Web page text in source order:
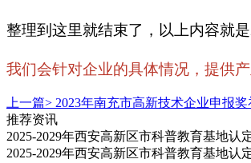
整理到这里就结束了，以上内容就
我们会针对企业的具体情况，提供
上一篇> 2023年南充市高新技术企业申报
推荐资讯
2025-2029年西安高新区市科普教育基地认
2025-2029年西安高新区市科普教育基地认